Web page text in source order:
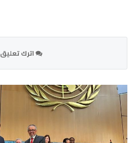
اترك تعليق